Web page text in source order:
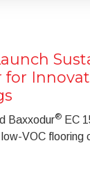
for
Baxxodur®EC
VOC flooring